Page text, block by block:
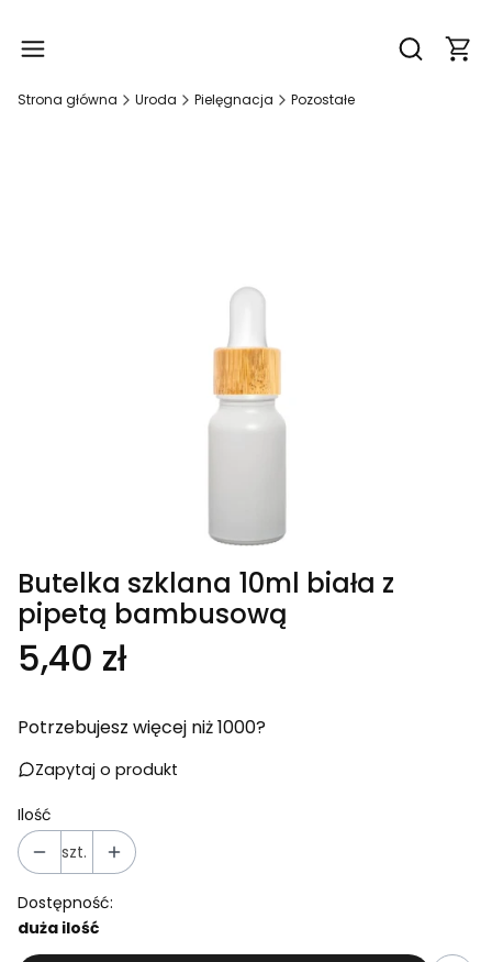
Otwórz
Strona główna Uroda Pielęgnacja Pozostałe
Butelka szklana 10ml biała z
pipetą bambusową
Cena
5,40 zł
Potrzebujesz więcej niż 1000?
Zapytaj o produkt
Ilość
szt.
Dostępność:
duża ilość